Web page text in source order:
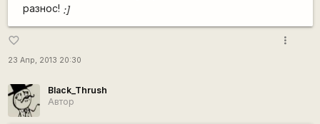
разнос! :]
favorite_border
23 Апр, 2013 20:30
more_vert
Black_Thrush
Автор